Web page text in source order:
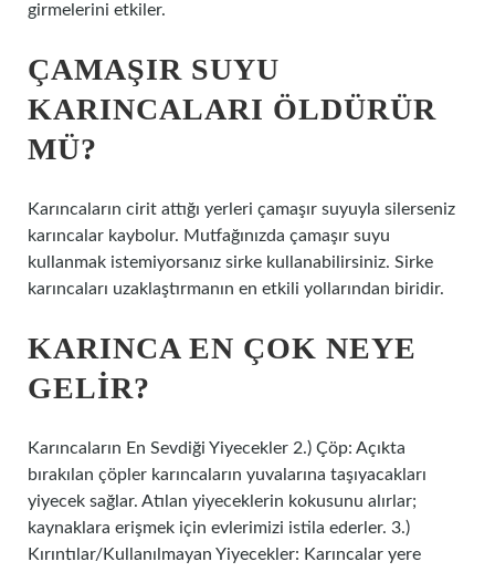
girmelerini etkiler.
ÇAMAŞIR SUYU
KARINCALARI ÖLDÜRÜR
MÜ?
Karıncaların cirit attığı yerleri çamaşır suyuyla silerseniz
karıncalar kaybolur. Mutfağınızda çamaşır suyu
kullanmak istemiyorsanız sirke kullanabilirsiniz. Sirke
karıncaları uzaklaştırmanın en etkili yollarından biridir.
KARINCA EN ÇOK NEYE
GELIR?
Karıncaların En Sevdiği Yiyecekler 2.) Çöp: Açıkta
bırakılan çöpler karıncaların yuvalarına taşıyacakları
yiyecek sağlar. Atılan yiyeceklerin kokusunu alırlar;
kaynaklara erişmek için evlerimizi istila ederler. 3.)
Kırıntılar/Kullanılmayan Yiyecekler: Karıncalar yere